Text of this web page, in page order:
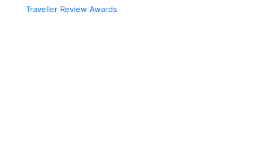
Traveller Review Awards